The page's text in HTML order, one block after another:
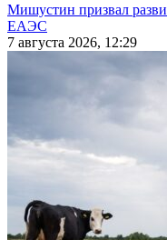
Мишустин призвал
ЕАЭС
7 августа 2026, 12:29